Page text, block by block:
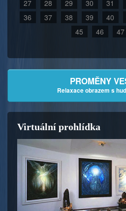
27 28 29 30 31
36
37 38 39 40
45
46 47
PROMĚNY
Relaxace obrazem s
Virtuální prohlídka